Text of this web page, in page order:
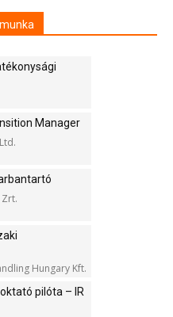
Manager
Hungary Kft.
pilóta – IR